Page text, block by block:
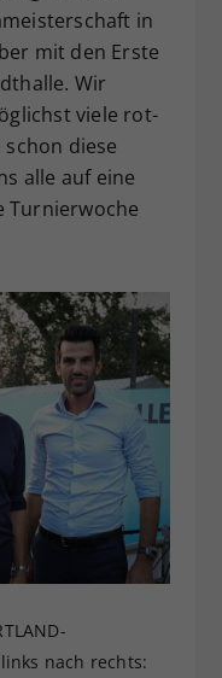
in
mit den Erste
Wir
viele rot-
diese
alle auf eine
Turnierwoche
nach rechts: